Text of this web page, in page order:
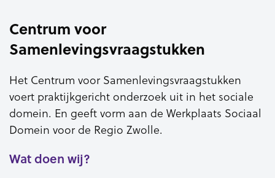
Centrum voor
Samenlevingsvraagstukken
Het Centrum voor Samenlevingsvraagstukken
voert praktijkgericht onderzoek uit in het sociale
domein. En geeft vorm aan de Werkplaats Sociaal
Domein voor de Regio Zwolle.
Wat doen wij?